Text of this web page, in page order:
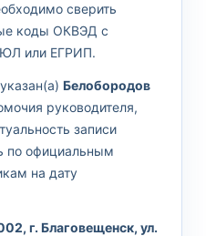
сверить
коды ОКВЭД с
или ЕГРИП.
Белобородов
руководителя,
записи
по официальным
на дату
г. Благовещенск, ул.